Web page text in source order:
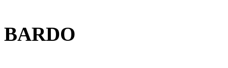
BARDO